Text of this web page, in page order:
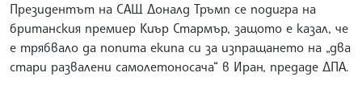
Президентът на САЩ Доналд Тръмп се подигра на
британския премиер Киър Стармър, защото е казал, че
е трябвало да попита екипа си за изпращането на „два
стари развалени самолетоносача“ в Иран, предаде ДПА.